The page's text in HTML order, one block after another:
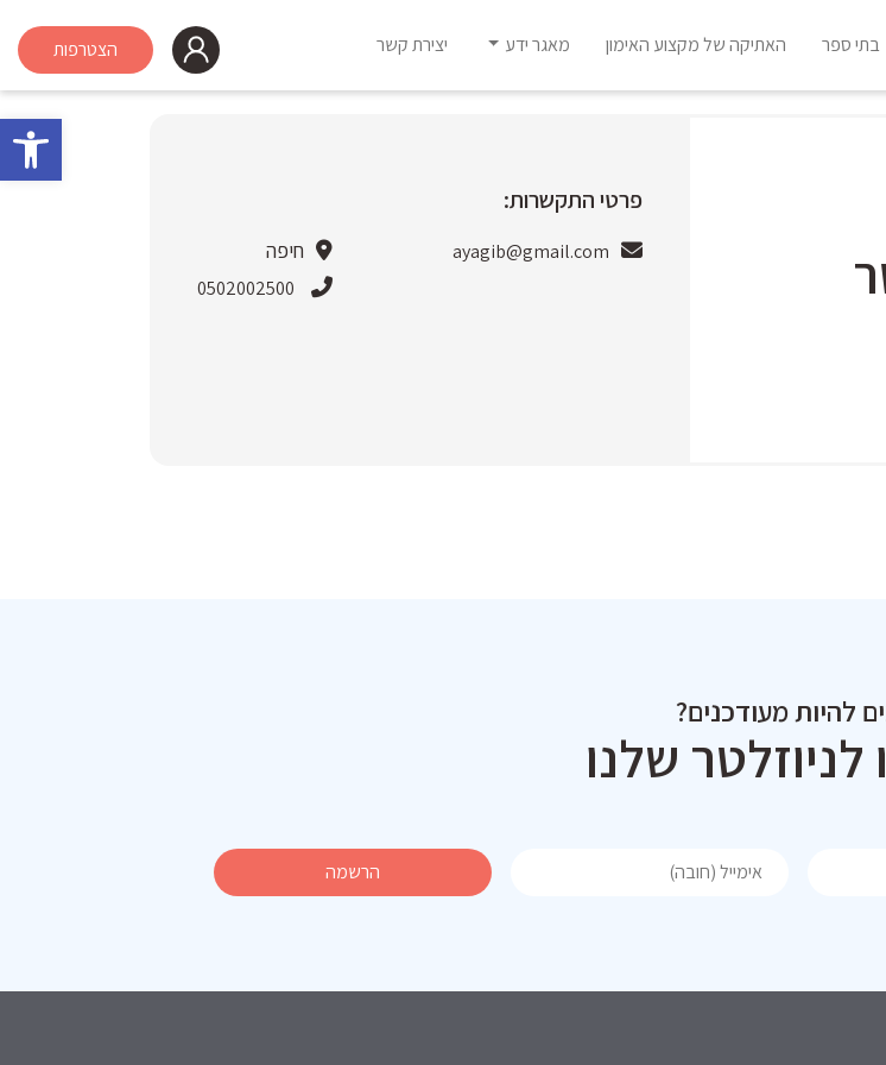
בתי ספר האתיקה של מקצוע האימון מאגר ידע יצירת קשר הצטרפות
פרטי התקשרות:
חיפה
0502002500
ayagib@gmail.com
להיות מעודכנים?
שלנו